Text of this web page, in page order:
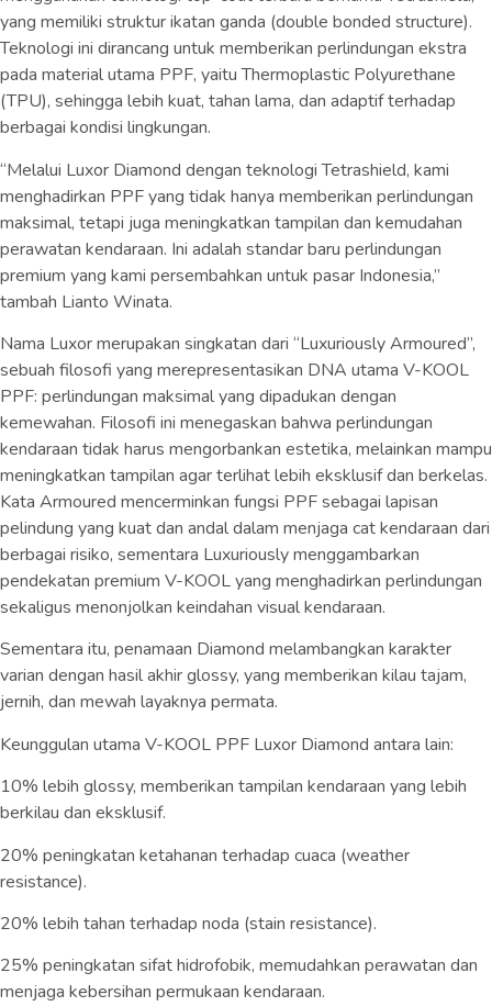
yang memiliki struktur ikatan ganda (double bonded structure).
Teknologi ini dirancang untuk memberikan perlindungan ekstra
pada material utama PPF, yaitu Thermoplastic Polyurethane
(TPU), sehingga lebih kuat, tahan lama, dan adaptif terhadap
berbagai kondisi lingkungan.
“Melalui Luxor Diamond dengan teknologi Tetrashield, kami
menghadirkan PPF yang tidak hanya memberikan perlindungan
maksimal, tetapi juga meningkatkan tampilan dan kemudahan
perawatan kendaraan. Ini adalah standar baru perlindungan
premium yang kami persembahkan untuk pasar Indonesia,”
tambah Lianto Winata.
Nama Luxor merupakan singkatan dari “Luxuriously Armoured”,
sebuah filosofi yang merepresentasikan DNA utama V-KOOL
PPF: perlindungan maksimal yang dipadukan dengan
kemewahan. Filosofi ini menegaskan bahwa perlindungan
kendaraan tidak harus mengorbankan estetika, melainkan mampu
meningkatkan tampilan agar terlihat lebih eksklusif dan berkelas.
Kata Armoured mencerminkan fungsi PPF sebagai lapisan
pelindung yang kuat dan andal dalam menjaga cat kendaraan dari
berbagai risiko, sementara Luxuriously menggambarkan
pendekatan premium V-KOOL yang menghadirkan perlindungan
sekaligus menonjolkan keindahan visual kendaraan.
Sementara itu, penamaan Diamond melambangkan karakter
varian dengan hasil akhir glossy, yang memberikan kilau tajam,
jernih, dan mewah layaknya permata.
Keunggulan utama V-KOOL PPF Luxor Diamond antara lain:
10% lebih glossy, memberikan tampilan kendaraan yang lebih
berkilau dan eksklusif.
20% peningkatan ketahanan terhadap cuaca (weather
resistance).
20% lebih tahan terhadap noda (stain resistance).
25% peningkatan sifat hidrofobik, memudahkan perawatan dan
menjaga kebersihan permukaan kendaraan.